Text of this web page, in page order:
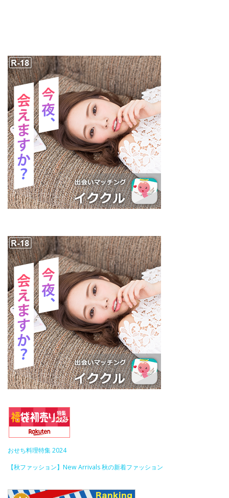
おせち料理特集 2024
【秋ファッション】New Arrivals 秋の新着ファッション